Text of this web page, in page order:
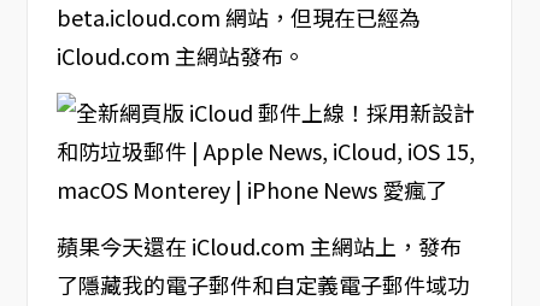
beta.icloud.com 網站，但現在已經為
iCloud.com 主網站發布。
蘋果今天還在 iCloud.com 主網站上，發布
了隱藏我的電子郵件和自定義電子郵件域功